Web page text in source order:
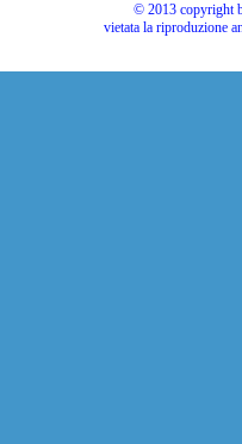
© 2013 copyright
vietata la riproduzione